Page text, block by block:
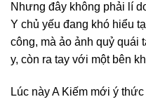
Nhưng đây không phải lí
Y chủ yếu đang khó hiểu
công, mà ảo ảnh quỷ quái
y, còn ra tay với một bên
Lúc này A Kiếm mới ý